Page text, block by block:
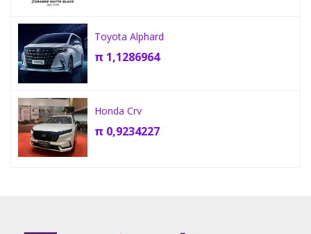
Toyota Alphard
π 1,1286964
Honda Crv
π 0,9234227